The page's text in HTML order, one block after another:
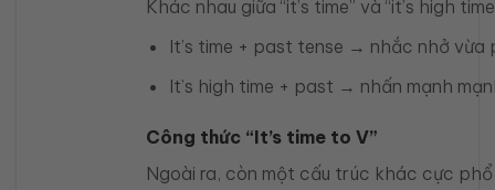
Khác nhau giữa “it’s time” và “it’s high
It’s time + past tense → nhắc nhở vừa
It’s high time + past → nhấn mạnh
Công thức “It’s time to V”
Ngoài ra, còn một cấu trúc khác cực phổ